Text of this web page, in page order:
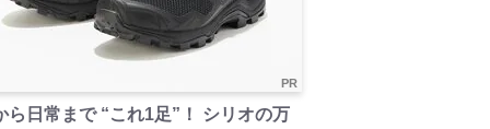
PR
ら日常まで “これ1足”！ シリオの万